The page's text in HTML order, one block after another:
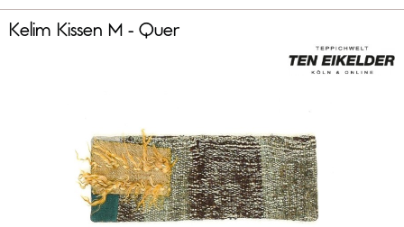
Kelim Kissen M - Quer